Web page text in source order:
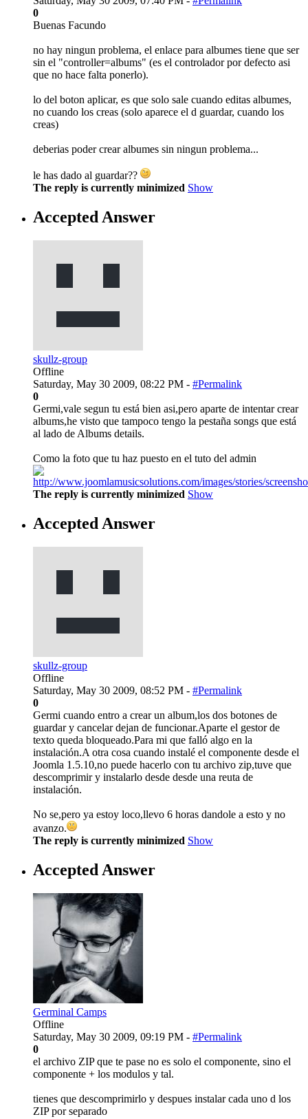
0
Buenas Facundo
no hay ningun problema, el enlace para albumes tiene que ser
sin el "controller=albums" (es el controlador por defecto asi
que no hace falta ponerlo).
lo del boton aplicar, es que solo sale cuando editas albumes,
no cuando los creas (solo aparece el d guardar, cuando los
creas)
deberias poder crear albumes sin ningun problema...
le has dado al guardar??
The reply is currently minimized Show
Accepted Answer
skullz-group
Offline
Saturday, May 30 2009, 08:22 PM - #Permalink
0
Germi,vale segun tu está bien asi,pero aparte de intentar crear
albums,he visto que tampoco tengo la pestaña songs que está
al lado de Albums details.
Como la foto que tu haz puesto en el tuto del admin
The reply is currently minimized Show
Accepted Answer
skullz-group
Offline
Saturday, May 30 2009, 08:52 PM - #Permalink
0
Germi cuando entro a crear un album,los dos botones de
guardar y cancelar dejan de funcionar.Aparte el gestor de
texto queda bloqueado.Para mi que falló algo en la
instalación.A otra cosa cuando instalé el componente desde el
Joomla 1.5.10,no puede hacerlo con tu archivo zip,tuve que
descomprimir y instalarlo desde desde una reuta de
instalación.
No se,pero ya estoy loco,llevo 6 horas dandole a esto y no
avanzo.
The reply is currently minimized Show
Accepted Answer
Germinal Camps
Offline
Saturday, May 30 2009, 09:19 PM - #Permalink
0
el archivo ZIP que te pase no es solo el componente, sino el
componente + los modulos y tal.
tienes que descomprimirlo y despues instalar cada uno d los
ZIP por separado